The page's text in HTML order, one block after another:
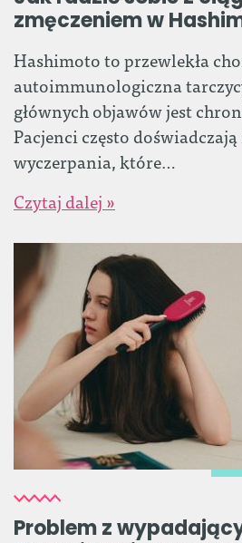
zmęczeniem w
Hashimoto to przewlekła
autoimmunologiczna
głównych objawów jest
Pacjenci często
wyczerpania, które…
Czytaj dalej »
Problem z